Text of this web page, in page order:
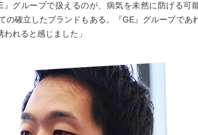
グループで扱えるのが、病気を未然に防げる可
の確立したブランドもある。『GE』グループであ
れると感じました」